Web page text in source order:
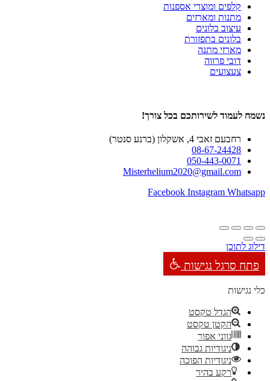
קלפים ומוצרי אספנות
מתנות ומארזים
עיצוב בלונים
בלונים בתפזורת
מארזי מתנה
דובי פרווה
צעצועים
נשמח לעמוד לשירותכם בכל צורך!
רחבעם זאבי 4, אשקלון (ברנע סנטר)
08-67-24428
050-443-0071
Misterhelium2020@gmail.com
Facebook Instagram Whatsapp
דילוג לתוכן
פתח סרגל נגישות
כלי נגישות
הגדל טקסט
הקטן טקסט
גווני אפור
ניגודיות גבוהה
ניגודיות הפוכה
רקע בהיר